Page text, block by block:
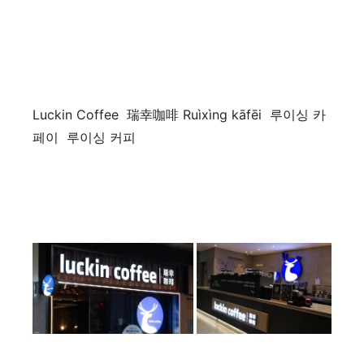
Luckin Coffee 瑞幸咖啡 Ruìxìng kāfēi 루이싱 카
페이 루이싱 커피